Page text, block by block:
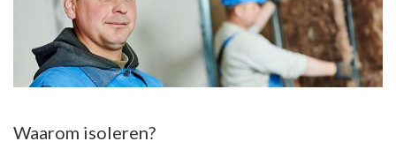
Waarom isoleren?